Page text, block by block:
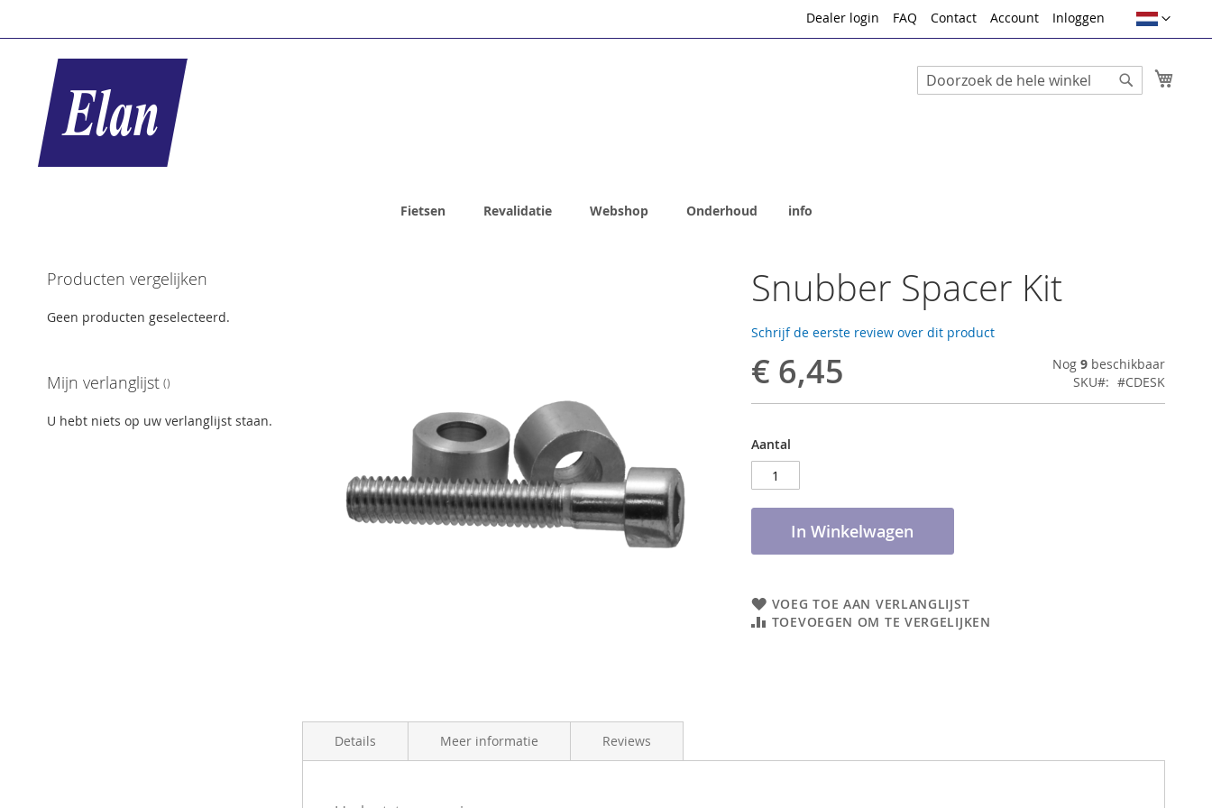
naar
inhoud
Taal
Dealer login FAQ Contact Account Inloggen
Search
Fietsen Revalidatie Webshop Onderhoud info
Snubber Spacer Kit
Schrijf de eerste review over dit product
€ 6,45 Nog 9beschikbaar
SKU
#CDESK
Aantal
In Winkelwagen
VOEG TOE AAN VERLANGLIJST
TOEVOEGEN OM TE VERGELIJKEN
naar
begin
Details
PRODUCTINFORMATIE
Meer informatie Reviews
Producten vergelijken
Geen producten geselecteerd.
Mijn verlanglijst
U hebt niets op uw verlanglijst staan.